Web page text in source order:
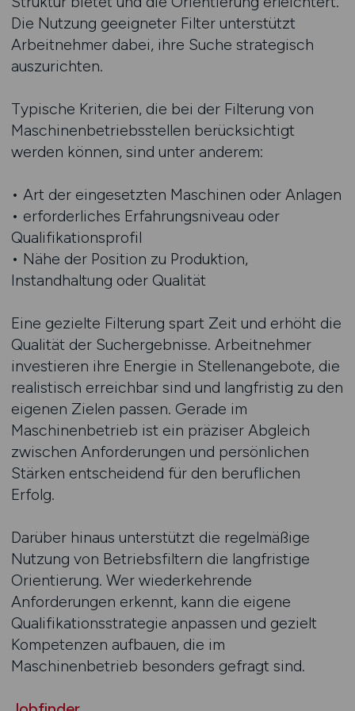
Die Nutzung geeigneter Filter unterstützt
Arbeitnehmer dabei, ihre Suche strategisch
auszurichten.
Typische Kriterien, die bei der Filterung von
Maschinenbetriebsstellen berücksichtigt
werden können, sind unter anderem:
• Art der eingesetzten Maschinen oder Anlagen
• erforderliches Erfahrungsniveau oder
Qualifikationsprofil
• Nähe der Position zu Produktion,
Instandhaltung oder Qualität
Eine gezielte Filterung spart Zeit und erhöht die
Qualität der Suchergebnisse. Arbeitnehmer
investieren ihre Energie in Stellenangebote, die
realistisch erreichbar sind und langfristig zu den
eigenen Zielen passen. Gerade im
Maschinenbetrieb ist ein präziser Abgleich
zwischen Anforderungen und persönlichen
Stärken entscheidend für den beruflichen
Erfolg.
Darüber hinaus unterstützt die regelmäßige
Nutzung von Betriebsfiltern die langfristige
Orientierung. Wer wiederkehrende
Anforderungen erkennt, kann die eigene
Qualifikationsstrategie anpassen und gezielt
Kompetenzen aufbauen, die im
Maschinenbetrieb besonders gefragt sind.